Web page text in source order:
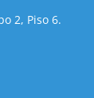
2, Piso 6.